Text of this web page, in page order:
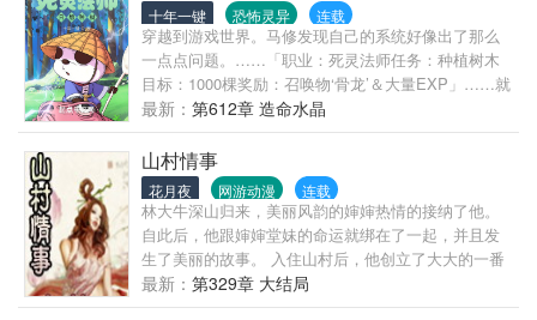
十年一键 恐怖灵异 连载
穿越到游戏世界。马修发现自己的系统好像出了那么
一点点问题。……「职业：死灵法师任务：种植树木
目标：1000棵奖励：召唤物‘骨龙’＆大量EXP」……就
这样，一个比德鲁伊更推崇均衡之道的死灵法师诞生
了。……
最新： 第612章 造命水晶
山村情事
花月夜 网游动漫 连载
林大牛深山归来，美丽风韵的婶婶热情的接纳了他。
自此后，他跟婶婶堂妹的命运就绑在了一起，并且发
生了美丽的故事。 入住山村后，他创立了大大的一番
事业，更因为天赋异禀，惹来了无数女人的青睐……
最新： 第329章 大结局